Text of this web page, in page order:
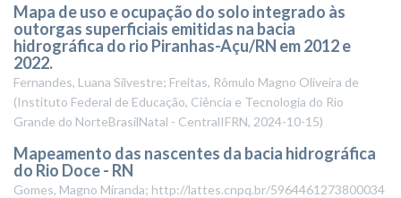
Mapa de uso e ocupação do solo integrado às
outorgas superficiais emitidas na bacia
hidrográfica do rio Piranhas-Açu/RN em 2012 e
2022.
Fernandes, Luana Silvestre; Freitas, Rômulo Magno Oliveira de
(Instituto Federal de Educação, Ciência e Tecnologia do Rio
Grande do NorteBrasilNatal - CentralIFRN, 2024-10-15)
Mapeamento das nascentes da bacia hidrográfica
do Rio Doce - RN
Gomes, Magno Miranda; http://lattes.cnpq.br/5964461273800034